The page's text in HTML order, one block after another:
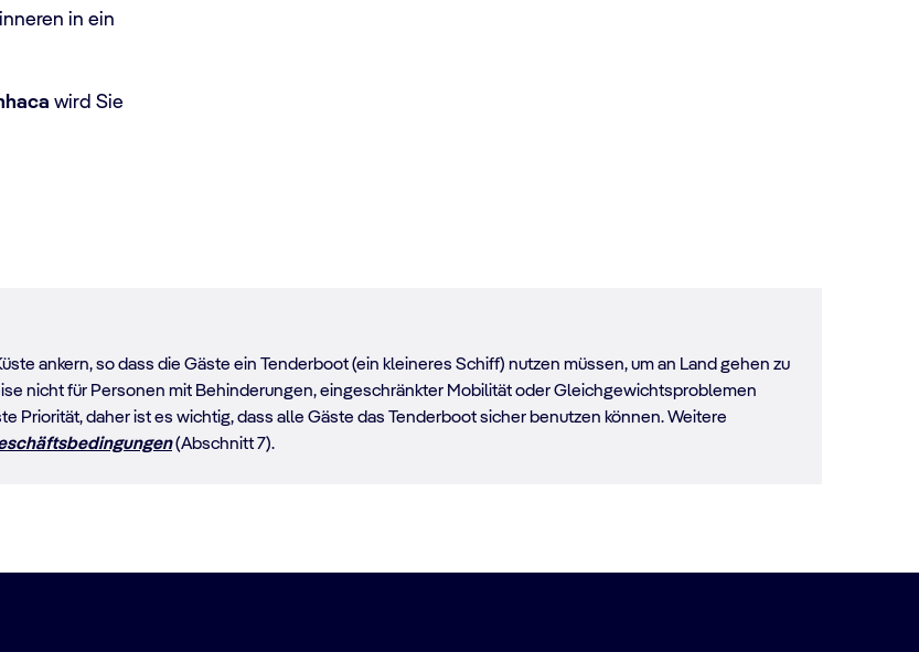
in ein
wird Sie
ankern, so dass die Gäste ein Tenderboot (ein kleineres Schiff) nutzen müssen, um an Land gehen zu
nicht für Personen mit Behinderungen, eingeschränkter Mobilität oder Gleichgewichtsproblemen
Priorität, daher ist es wichtig, dass alle Gäste das Tenderboot sicher benutzen können. Weitere
(Abschnitt 7).